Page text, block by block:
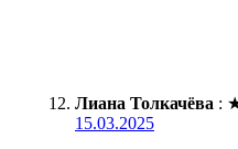
Лиана Толкачёва :
15.03.2025